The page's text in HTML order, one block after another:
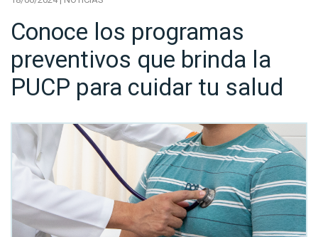
Conoce los programas
preventivos que brinda la
PUCP para cuidar tu salud